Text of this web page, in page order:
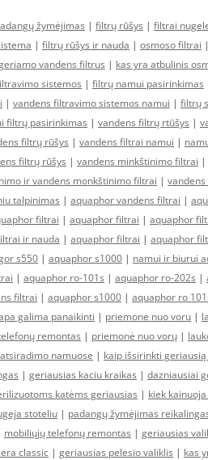
žymėjimas | filtrų rūšys | filtrai
| filtrų rūšys ir nauda | osmoso filtrai |
vandens filtrus | kas yra atbulinis
sistemos | filtrų namui pasirinkimas
| vandens filtravimo sistemos namui | filtrų
filtrų pasirinkimas | vandens filtrų rtūšys |
filtrų rūšys | vandens filtrai namui |
filtrų rūšys | vandens minkštinimo filtrai |
ir vandens monkštinimo filtrai |
talpinimas | aquaphor vandens filtrai |
filtrai | aquaphor filtrai | aquaphor
ir nauda | aquaphor filtrai | aquaphor
s550 | aquaphor s1000 | namui ir biurui
| aquaphor ro-101s | aquaphor ro-202s |
filtrai | aquaphor s1000 | aquaphor ro
galima panaikinti | priemone nuo voru |
remontas | priemonė nuo vorų |
namuose | kaip išsirinkti
| geriausias kaciu kraikas | dazniausiai
katėms geriausias | kiek
stoteliu | padangų žymėjimas
mobiliųjų telefonų remontas | geriausias
classic | geriausias pelesio valiklis | kas